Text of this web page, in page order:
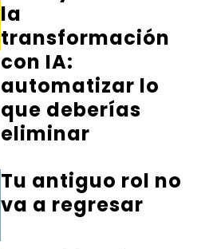
la
transformación
con IA:
automatizar lo
que deberías
eliminar
Tu antiguo rol no
va a regresar